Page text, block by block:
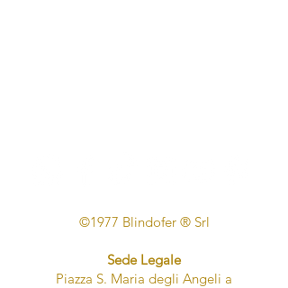
©1977 Blindofer ® Srl
Sede Legale
Piazza S. Maria degli Angeli a